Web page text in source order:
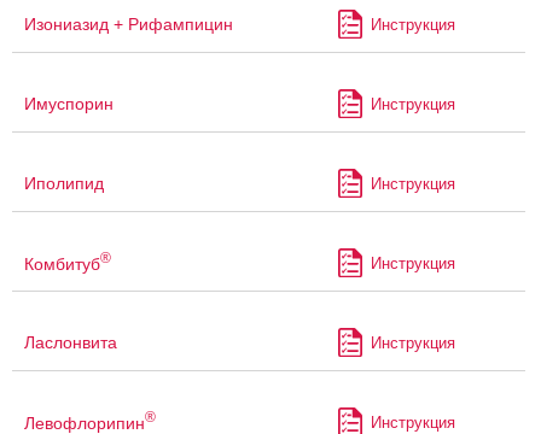
Изониазид + Рифампицин Инструкция
Имуспорин Инструкция
Иполипид Инструкция
Комбитуб® Инструкция
Ласлонвита Инструкция
Левофлорипин® Инструкция